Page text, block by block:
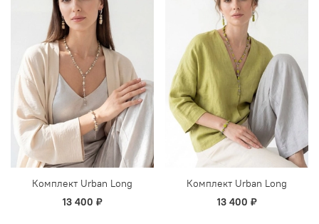
Комплект Urban Long
13 400 ₽
Комплект Urban Long
13 400 ₽